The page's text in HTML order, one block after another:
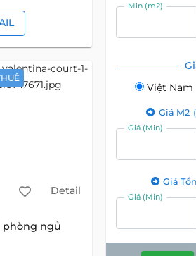
Detail
phòng ngủ
Min (m2)
Việt
Giá M2
Giá (Min)
Giá
Giá (Min)